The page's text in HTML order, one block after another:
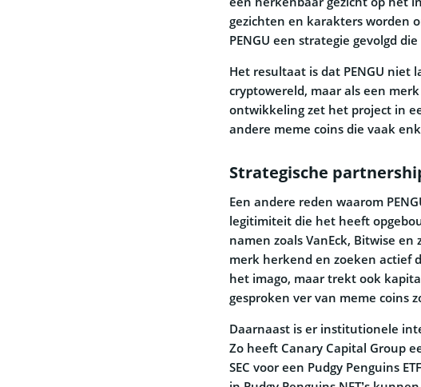
gezichten en karakters worden
PENGU een strategie gevolgd
Het resultaat is dat PENGU niet
cryptowereld, maar als een
ontwikkeling zet het project in
andere meme coins die vaak
Strategische
Een andere reden waarom
legitimiteit die het heeft
namen zoals VanEck, Bitwise
merk herkend en zoeken actief
het imago, maar trekt ook
gesproken ver van meme coins
Daarnaast is er institutionele
Zo heeft Canary Capital Group
SEC voor een Pudgy Penguins